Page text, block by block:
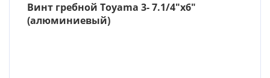
Винт гребной Toyama 3- 7.1/4″х6″
(алюминиевый)